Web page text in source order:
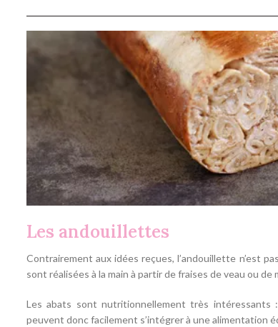
Les andouillettes
Contrairement aux idées reçues, l’andouillette n’est
sont réalisées à la main à partir de fraises de veau ou
Les abats sont nutritionnellement très intéressants
peuvent donc facilement s’intégrer à une alimentation